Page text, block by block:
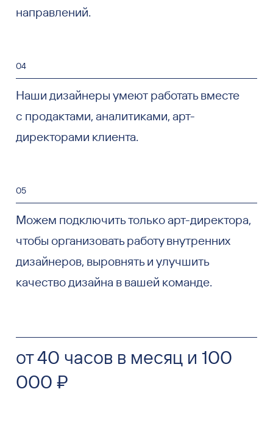
направлений.
04
Наши дизайнеры умеют работать вместе
с продактами, аналитиками, арт-
директорами клиента.
05
Можем подключить только арт-директора,
чтобы организовать работу внутренних
дизайнеров, выровнять и улучшить
качество дизайна в вашей команде.
от 40 часов в месяц и 100
000 ₽